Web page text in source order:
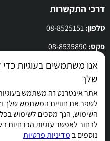
דרכי התקשרות
טלפון:
פקס:08-8535890
מייל: superclean.online@i-superclean.co.il
לרשימת סניפי הרשת
אנו משתמשים בעוגיות
שלך
אתר אינטרנט זה משתמש
לשפר את חוויית המשתמש שלך
השימוש, הנך מסכים לשימוש
לבחור לאפשר עוגיות הכרחיות
נוספים במדיניות פרטיות